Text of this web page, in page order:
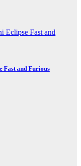
Fast and Furious